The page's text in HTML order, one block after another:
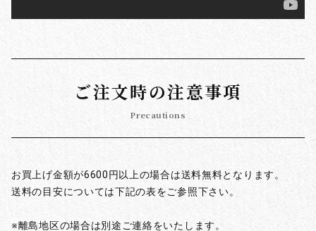
ご注文時の注意事項
Precautions
お買上げ金額が6600円以上の場合は送料無料となります。
送料の目安については下記の表をご参照下さい。
※離島地区の場合は別途ご連絡をいたします。